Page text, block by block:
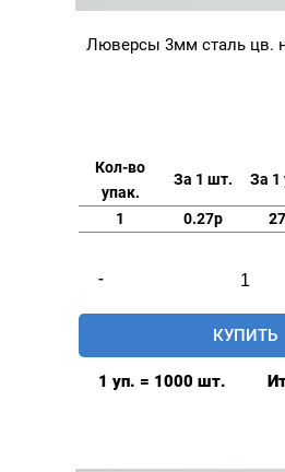
Люверсы 3мм сталь цв.
Кол-во
упак.
За 1 шт. За 1
1 0.27р
-
товара
Люверсы
3мм
КУПИТЬ
1 уп. = 1000 шт.